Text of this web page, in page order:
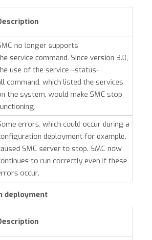
no longer supports
service command. Since version 3.0,
use of the service –status-
command, which listed the services
the system, would make SMC stop
errors, which could occur during a
deployment for example,
SMC server to stop. SMC now
to run correctly even if these
occur.
deployment